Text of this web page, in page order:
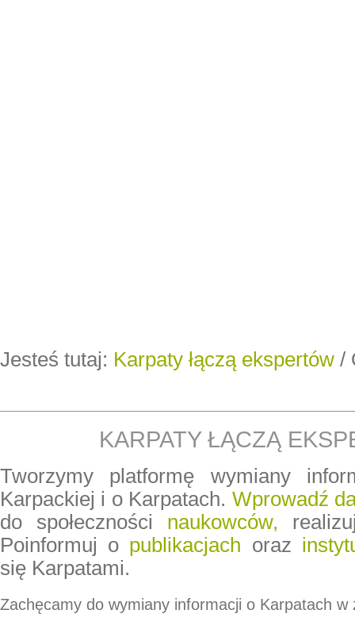
Jesteś tutaj: Karpaty łączą ekspertów /
KARPATY ŁĄCZĄ
Tworzymy platformę wymiany
Karpackiej i o Karpatach. Wprowadź
do społeczności naukowców,
Poinformuj o publikacjach oraz
się Karpatami.
Zachęcamy do wymiany informacji o Karpatach w